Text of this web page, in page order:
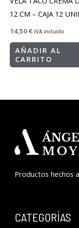
12 CM – CAJA 12
14,50€ IVA incluído
AÑADIR AL
CARRITO
Productos hechos
CATEGORÍAS